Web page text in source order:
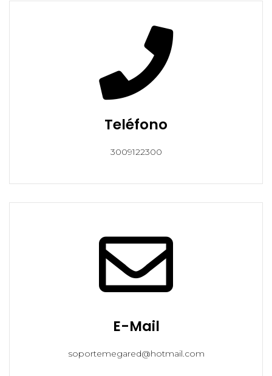
Teléfono
3009122300
E-Mail
soportemegared@hotmail.com